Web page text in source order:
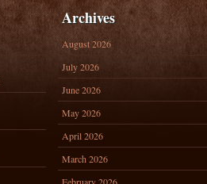
Archives
August 2026
July 2026
June 2026
May 2026
April 2026
March 2026